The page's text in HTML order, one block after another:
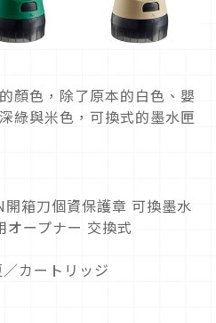
顏色，除了原本的白色、嬰
綠與米色，可換式的墨水匣
箱刀個資保護章 可換墨水
オープナー 交換式
カートリッジ